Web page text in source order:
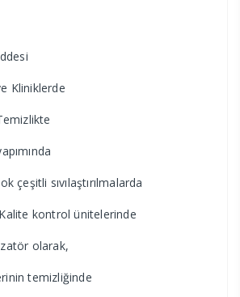
Kliniklerde
çeşitli sıvılaştırılmalarda
kontrol ünitelerinde
olarak,
temizliğinde